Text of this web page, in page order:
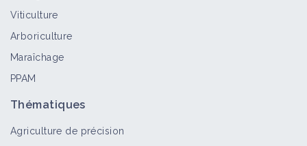
Viticulture
Arboriculture
Maraîchage
PPAM
Thématiques
Agriculture de précision